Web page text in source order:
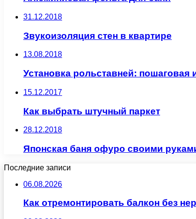
31.12.2018
Звукоизоляция стен в квартире
13.08.2018
Установка рольставней: пошаговая
15.12.2017
Как выбрать штучный паркет
28.12.2018
Японская баня офуро своими
Последние записи
06.08.2026
Как отремонтировать балкон без